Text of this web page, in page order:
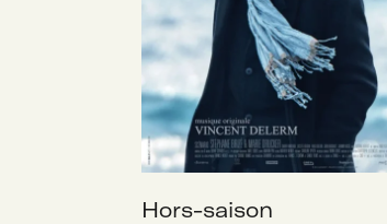
Hors-saison